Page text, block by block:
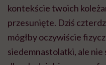
kontekście twoich
przesunięte. Dziś
mógłby oczywiście
siedemnastolatki, ale